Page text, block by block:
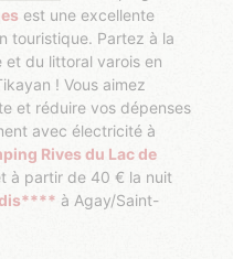
est une excellente
touristique. Partez à la
du littoral varois en
! Vous aimez
et réduire vos dépenses
avec électricité à
Rives du Lac de
à partir de 40 € la nuit
à Agay/Saint-